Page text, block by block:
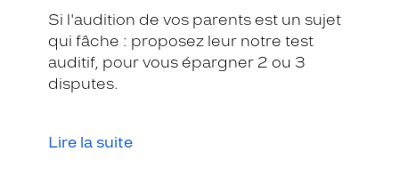
Si l'audition de vos parents est un sujet
qui fâche : proposez leur notre test
auditif, pour vous épargner 2 ou 3
disputes.
Lire la suite